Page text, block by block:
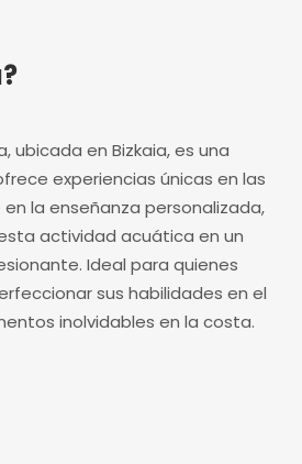
ubicada en Bizkaia, es una
experiencias únicas en las
la enseñanza personalizada,
actividad acuática en un
Ideal para quienes
sus habilidades en el
inolvidables en la costa.